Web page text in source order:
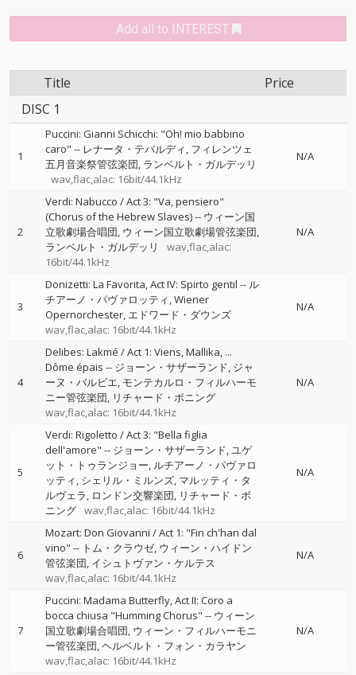
Add all to INTEREST
Title
Price
DISC 1
1
Puccini: Gianni Schicchi: "Oh! mio babbino
caro" -- レナータ・テバルディ フィレンツェ
五月音楽祭管弦楽団 ランベルト・ガルデッリ
wav,flac,alac: 16bit/44.1kHz
N/A
2
Verdi: Nabucco / Act 3: "Va, pensiero"
(Chorus of the Hebrew Slaves)-- ウィーン国
立歌劇場合唱団 ウィーン国立歌劇場管弦楽団
ランベルト・ガルデッリ
wav,flac,alac:
16bit/44.1kHz
N/A
3
Donizetti: La Favorita, Act IV: Spirto gentil -- ル
チアーノ・パヴァロッティ Wiener
Opernorchester エドワード・ダウンズ
wav,flac,alac: 16bit/44.1kHz
N/A
4
Delibes: Lakmé / Act 1: Viens, Mallika, ...
Dôme épais -- ジョーン・サザーランド ジャ
ーヌ・バルビエ モンテカルロ・フィルハーモ
ニー管弦楽団 リチャード・ボニング
wav,flac,alac: 16bit/44.1kHz
N/A
5
Verdi: Rigoletto / Act 3: "Bella figlia
dell'amore" -- ジョーン・サザーランド ユゲ
ット・トゥランジョー ルチアーノ・パヴァロ
ッティ シェリル・ミルンズ マルッティ・タ
ルヴェラ ロンドン交響楽団 リチャード・ボ
ニング wav,flac,alac: 16bit/44.1kHz
N/A
6
Mozart: Don Giovanni / Act 1: "Fin ch'han dal
vino" -- トム・クラウゼ ウィーン・ハイドン
管弦楽団 イシュトヴァン・ケルテス
wav,flac,alac: 16bit/44.1kHz
N/A
7
Puccini: Madama Butterfly, Act II: Coro a
bocca chiusa "Humming Chorus" -- ウィーン
国立歌劇場合唱団 ウィーン・フィルハーモニ
ー管弦楽団 ヘルベルト・フォン・カラヤン
wav,flac,alac: 16bit/44.1kHz
N/A